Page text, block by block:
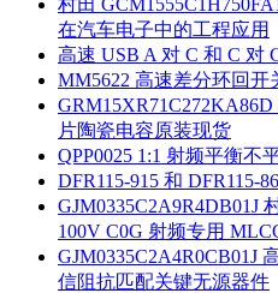
在汽车电子中的工程应用
高速 USB A 对 C 和 C 对
MM5622 高速差分环回开
片陶瓷电容原装现货
QPP0025 1:1 射频平衡不
DFR115-915 和 DFR115-
GJM0335C2A9R4DB01J
100V C0G 射频专用
GJM0335C2A4R0CB01J
信阻抗匹配关键无源器件